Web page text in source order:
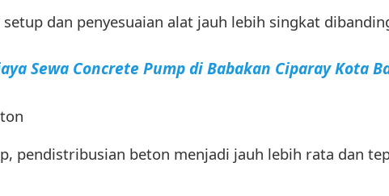
dan penyesuaian alat jauh lebih singkat
Sewa Concrete Pump di Babakan Ciparay Kota
pendistribusian beton menjadi jauh lebih rata dan